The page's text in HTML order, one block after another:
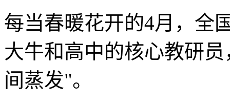
每当春暖花开的4月，全
大牛和高中的核心教研
间蒸发"。